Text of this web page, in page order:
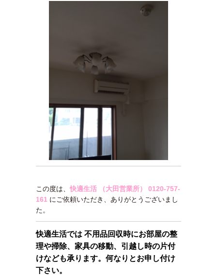
この度は、快適生活 （大田営業所）
0120-757-
161 にご依頼いただき、ありがとうございまし
た。
快適生活では 不用品回収時にお部屋の整
理や掃除、家具の移動、引越し時の片付
けなども承ります。何なりとお申し付け
下さい。